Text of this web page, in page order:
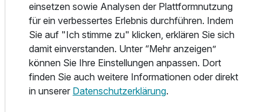
Ausstattung
Für 3 Tage p.P. ab244,00 €
mit einer Auswahl an Getränken und Cocktails.
Entspannung finden Sie im Spa, das mit einem
umfangreichen Angebot an Einrichtungen wie einer Bio-
Sauna und einer Finnischen Sauna sowie Dampfbad
ausgestattet ist. Entdecken Sie das Angebot an Körper-
und Schönheitsbehandlungen sowie exklusiven
Massagen, die von einem engagierten Spa-Team aus
einsetzen sowie Analysen der Plattformnutzung
für ein verbessertes Erlebnis durchführen. Indem
Sie auf "Ich stimme zu" klicken, erklären Sie sich
damit einverstanden. Unter “Mehr anzeigen”
können Sie Ihre Einstellungen anpassen. Dort
finden Sie auch weitere Informationen oder direkt
in unserer Datenschutzerklärung.